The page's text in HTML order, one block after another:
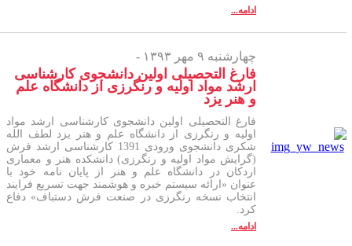
ادامه...
چهارشنبه ۹ مهر ۱۳۹۳ -
فارغ التحصیلی اولین دانشجوی کارشناسی
ارشد مواد اولیه و رنگرزی از دانشگاه علم
و هنر یزد
فارغ التحصیلی اولین دانشجوی کارشناسی ارشد مواد
اولیه و رنگرزی از دانشگاه علم و هنر یزد لطف الله
شکری دانشجوی ورودی 1391 کارشناسی ارشد فرش
(گرایش مواد اولیه و رنگرزی) دانشکده هنر و معماری
اردکان در دانشگاه علم و هنر از پایان نامه خود با
عنوان «ارائه سیستم خبره و هوشمند جهت تسریع فرایند
انتخاب نسخه رنگرزی در صنعت فرش دستباف» دفاع
کرد.
ادامه...